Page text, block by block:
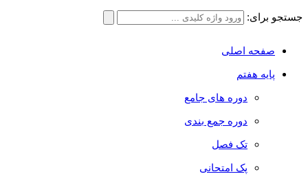
جستجو برای:
صفحه اصلی
پایه هفتم
دوره های جامع
دوره جمع بندی
تک فصل
پک امتحانی